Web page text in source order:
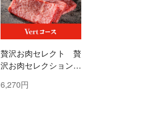
贅沢お肉セレクト 贅
沢お肉セレクション
6,270円